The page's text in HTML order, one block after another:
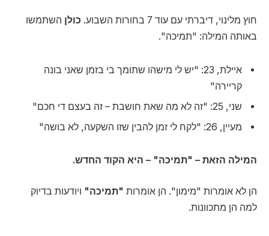
חוץ מלינוי, דיברתי עם עוד 7 בחורות השבוע. כולן השתמשו
באותה המילה: "תמיכה".
איילת, 23: "יש לי מישהו שתומך בי בזמן שאני בונה
קריירה"
שני, 25: "זה לא מה שאת חושבת – זה בעצם די חכם"
מעיין, 26: "לקח לי זמן להבין שזו השקעה, לא בושה"
המילה הזאת – "תמיכה" – היא הקוד החדש.
הן לא אומרות "מימון". הן אומרות "תמיכה" ויודעות בדיוק
למה הן מתכוונות.